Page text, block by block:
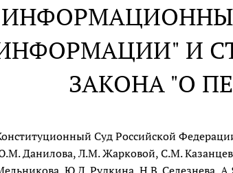
И
ЗАКОНА "О
Суд Российской
Данилова, Л.М. Жарковой, С.М.
Ю.Д. Рудкина, Н.В. Селезнева,